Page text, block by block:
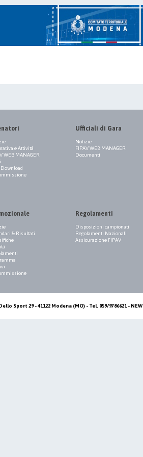
e Attività
WEB MANAGER
Ufficiali di Gara
Notizie
FIPAV WEB MANAGER
Documenti
& Risultati
Regolamenti
Disposizioni campionati
Regolamenti Nazionali
Assicurazione FIPAV
Sport 29 - 41122 Modena (MO) - Tel. 059/9786621 - NEW